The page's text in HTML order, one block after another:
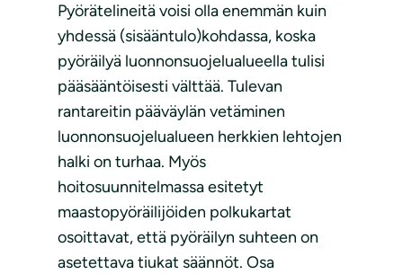
Pyörätelineitä voisi olla enemmän kuin
yhdessä (sisääntulo)kohdassa, koska
pyöräilyä luonnonsuojelualueella tulisi
pääsääntöisesti välttää. Tulevan
rantareitin pääväylän vetäminen
luonnonsuojelualueen herkkien lehtojen
halki on turhaa. Myös
hoitosuunnitelmassa esitetyt
maastopyöräilijöiden polkukartat
osoittavat, että pyöräilyn suhteen on
asetettava tiukat säännöt. Osa